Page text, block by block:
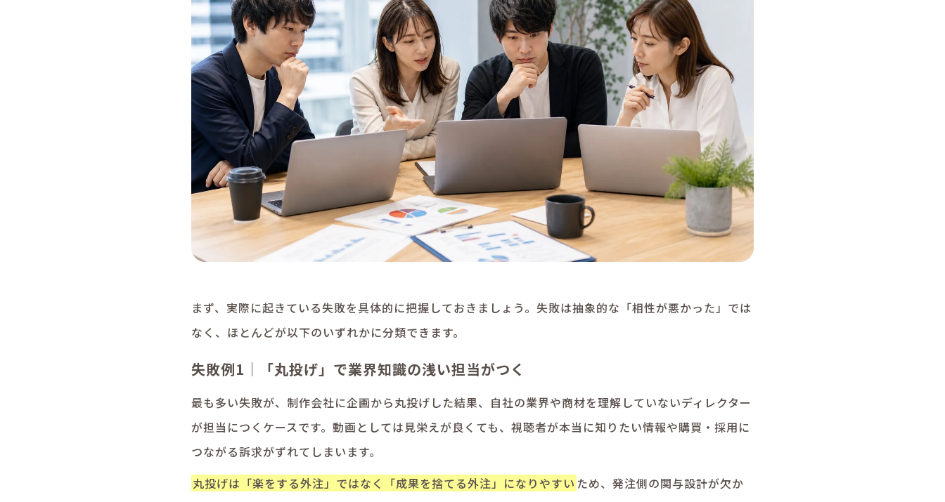
まず、実際に起きている失敗を具体的に把握しておきましょう。失敗は抽象的な「相性が悪かった」では
なく、ほとんどが以下のいずれかに分類できます。
失敗例1｜「丸投げ」で業界知識の浅い担当がつく
最も多い失敗が、制作会社に企画から丸投げした結果、自社の業界や商材を理解していないディレクター
が担当につくケースです。動画としては見栄えが良くても、視聴者が本当に知りたい情報や購買・採用に
つながる訴求がずれてしまいます。
丸投げは「楽をする外注」ではなく「成果を捨てる外注」になりやすい ため、発注側の関与設計が欠か